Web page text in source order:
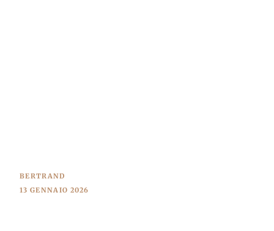
BERTRAND
13 GENNAIO 2026